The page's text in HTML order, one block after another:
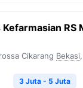
RS
Cikarang Bekasi,
3 Juta - 5 Juta